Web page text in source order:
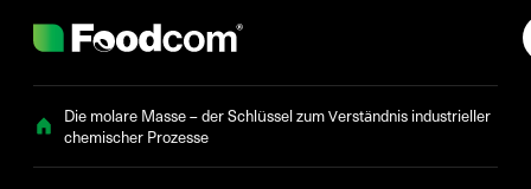
Die molare Masse – der Schlüssel zum Verständnis industrieller
chemischer Prozesse